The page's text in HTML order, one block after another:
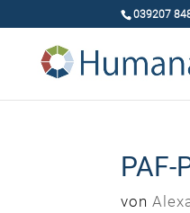
039207
PAF-
von